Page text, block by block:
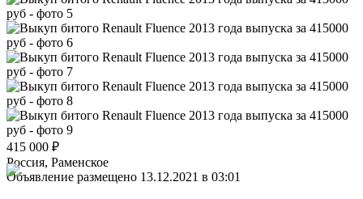
415 000 ₽
Россия, Раменское
Объявление размещено 13.12.2021 в 03:01